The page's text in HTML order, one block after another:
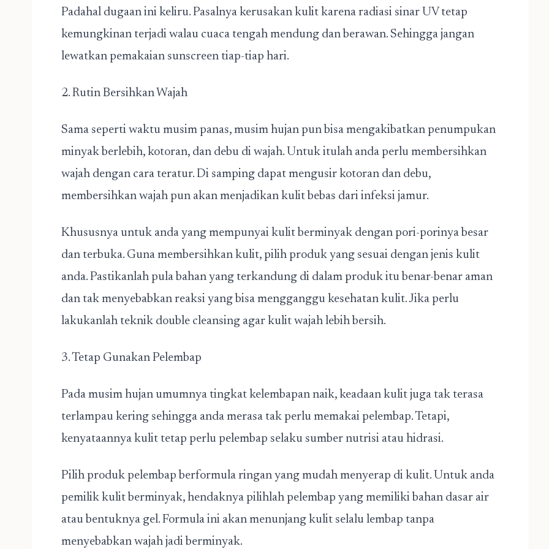
Padahal dugaan ini keliru. Pasalnya kerusakan kulit karena radiasi sinar UV tetap
kemungkinan terjadi walau cuaca tengah mendung dan berawan. Sehingga jangan
lewatkan pemakaian sunscreen tiap-tiap hari.
2. Rutin Bersihkan Wajah
Sama seperti waktu musim panas, musim hujan pun bisa mengakibatkan penumpukan
minyak berlebih, kotoran, dan debu di wajah. Untuk itulah anda perlu membersihkan
wajah dengan cara teratur. Di samping dapat mengusir kotoran dan debu,
membersihkan wajah pun akan menjadikan kulit bebas dari infeksi jamur.
Khususnya untuk anda yang mempunyai kulit berminyak dengan pori-porinya besar
dan terbuka. Guna membersihkan kulit, pilih produk yang sesuai dengan jenis kulit
anda. Pastikanlah pula bahan yang terkandung di dalam produk itu benar-benar aman
dan tak menyebabkan reaksi yang bisa mengganggu kesehatan kulit. Jika perlu
lakukanlah teknik double cleansing agar kulit wajah lebih bersih.
3. Tetap Gunakan Pelembap
Pada musim hujan umumnya tingkat kelembapan naik, keadaan kulit juga tak terasa
terlampau kering sehingga anda merasa tak perlu memakai pelembap. Tetapi,
kenyataannya kulit tetap perlu pelembap selaku sumber nutrisi atau hidrasi.
Pilih produk pelembap berformula ringan yang mudah menyerap di kulit. Untuk anda
pemilik kulit berminyak, hendaknya pilihlah pelembap yang memiliki bahan dasar air
atau bentuknya gel. Formula ini akan menunjang kulit selalu lembap tanpa
menyebabkan wajah jadi berminyak.